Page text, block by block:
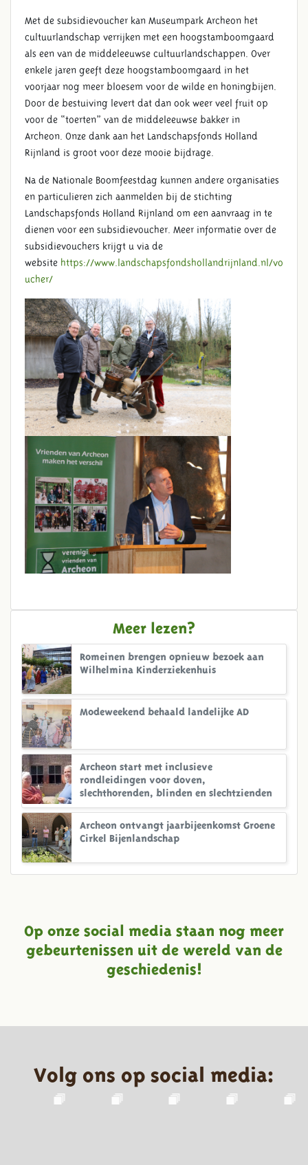
Met de subsidievoucher kan Museumpark Archeon het
cultuurlandschap verrijken met een hoogstamboomgaard
als een van de middeleeuwse cultuurlandschappen. Over
enkele jaren geeft deze hoogstamboomgaard in het
voorjaar nog meer bloesem voor de wilde en honingbijen.
Door de bestuiving levert dat dan ook weer veel fruit op
voor de “toerten” van de middeleeuwse bakker in
Archeon. Onze dank aan het Landschapsfonds Holland
Rijnland is groot voor deze mooie bijdrage.
Na de Nationale Boomfeestdag kunnen andere organisaties
en particulieren zich aanmelden bij de stichting
Landschapsfonds Holland Rijnland om een aanvraag in te
dienen voor een subsidievoucher. Meer informatie over de
subsidievouchers krijgt u via de
website https://www.landschapsfondshollandrijnland.nl/vo
ucher/
Meer lezen?
Romeinen brengen opnieuw bezoek aan
Wilhelmina Kinderziekenhuis
Modeweekend behaald landelijke AD
Archeon start met inclusieve
rondleidingen voor doven,
slechthorenden, blinden en slechtzienden
Archeon ontvangt jaarbijeenkomst Groene
Cirkel Bijenlandschap
Op onze social media staan nog meer
gebeurtenissen uit de wereld van de
geschiedenis!
Volg ons op social media: